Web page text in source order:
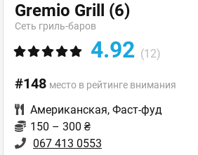
Gremio Grill (6)
Сеть гриль-баров
4.92 (12)
#148 место в рейтинге внимания
Американская, Фаст-фуд
150 – 300 ₴
067 413 0553